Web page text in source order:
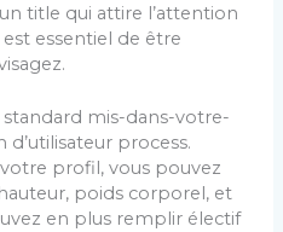
title qui attire l’attention
essentiel de être
standard mis-dans-votre-
process.
profil, vous pouvez
poids corporel, et
en plus remplir électif